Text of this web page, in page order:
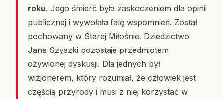
roku. Jego śmierć była zaskoczeniem dla opinii
publicznej i wywołała falę wspomnień. Został
pochowany w Starej Miłośnie. Dziedzictwo
Jana Szyszki pozostaje przedmiotem
ożywionej dyskusji. Dla jednych był
wizjonerem, który rozumiał, że człowiek jest
częścią przyrody i musi z niej korzystać w